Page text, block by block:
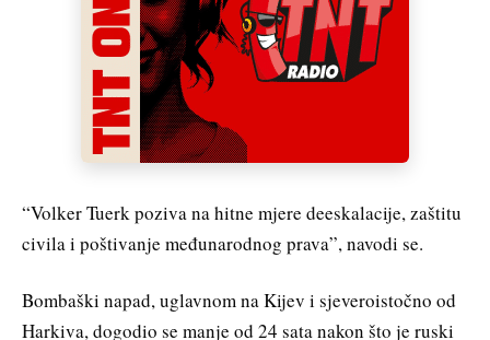
“Volker Tuerk poziva na hitne mjere deeskalacije, zaštitu
civila i poštivanje međunarodnog prava”, navodi se.
Bombaški napad, uglavnom na Kijev i sjeveroistočno od
Harkiva, dogodio se manje od 24 sata nakon što je ruski